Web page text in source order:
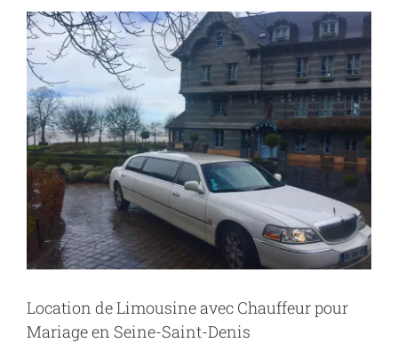
Voir
l'image
agrandie
Location de Limousine avec Chauffeur pour
Mariage en Seine-Saint-Denis